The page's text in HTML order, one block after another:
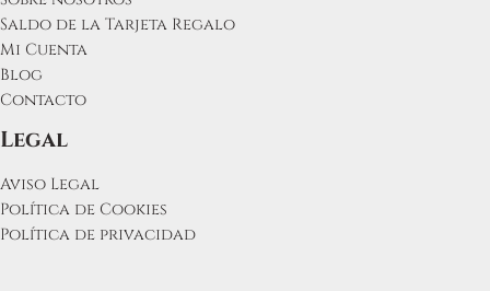
Saldo de la Tarjeta Regalo
Mi Cuenta
Blog
Contacto
Legal
Aviso Legal
Política de Cookies
Política de privacidad